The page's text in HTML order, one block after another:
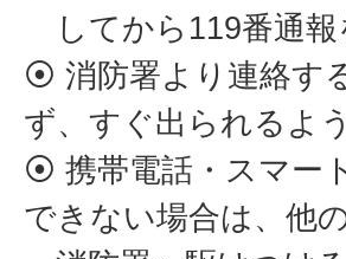
してから119番通報
⦿ 消防署より連絡す
ず、すぐ出られるよ
⦿ 携帯電話・スマー
できない場合は、他